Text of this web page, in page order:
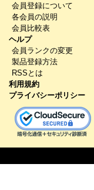
会員登録について
各会員の説明
会員比較表
ヘルプ
会員ランクの変更
製品登録方法
RSSとは
利用規約
プライバシーポリシー